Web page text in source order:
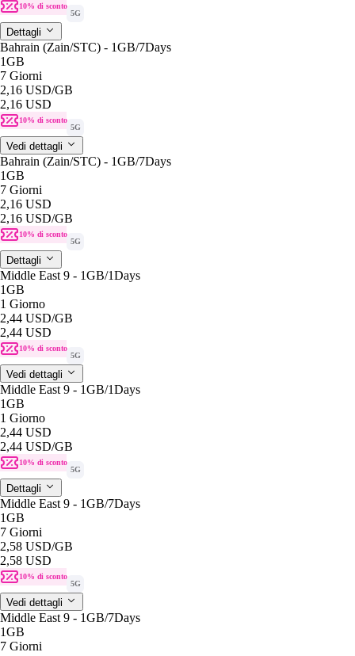
10% di sconto
5G
Dettagli
Bahrain (Zain/STC) - 1GB/7Days
1GB
7 Giorni
2,16 USD/GB
2,16 USD
10% di sconto
5G
Vedi dettagli
Bahrain (Zain/STC) - 1GB/7Days
1GB
7 Giorni
2,16 USD
2,16 USD/GB
10% di sconto
5G
Dettagli
Middle East 9 - 1GB/1Days
1GB
1 Giorno
2,44 USD/GB
2,44 USD
10% di sconto
5G
Vedi dettagli
Middle East 9 - 1GB/1Days
1GB
1 Giorno
2,44 USD
2,44 USD/GB
10% di sconto
5G
Dettagli
Middle East 9 - 1GB/7Days
1GB
7 Giorni
2,58 USD/GB
2,58 USD
10% di sconto
5G
Vedi dettagli
Middle East 9 - 1GB/7Days
1GB
7 Giorni